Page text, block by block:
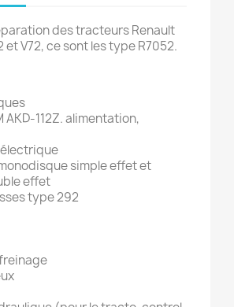
des tracteurs Renault
et V72, ce sont les type R7052.
AKD-112Z. alimentation,
simple effet et
effet
type 292